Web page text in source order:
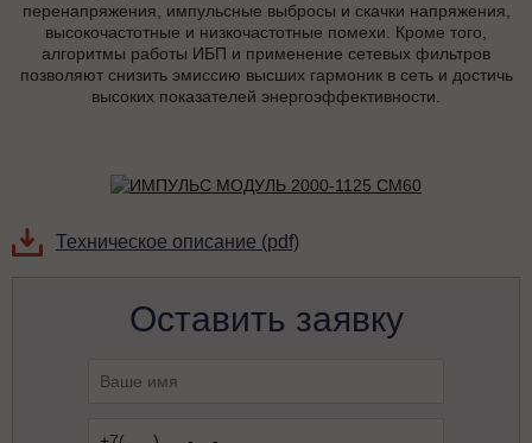
перенапряжения, импульсные выбросы и скачки напряжения,
высокочастотные и низкочастотные помехи. Кроме того,
алгоритмы работы ИБП и применение сетевых фильтров
позволяют снизить эмиссию высших гармоник в сеть и достичь
высоких показателей энергоэффективности.
Техническое описание (pdf)
Оставить заявку